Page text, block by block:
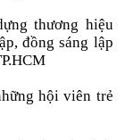
thương hiệu
đồng sáng lập
hội viên trẻ